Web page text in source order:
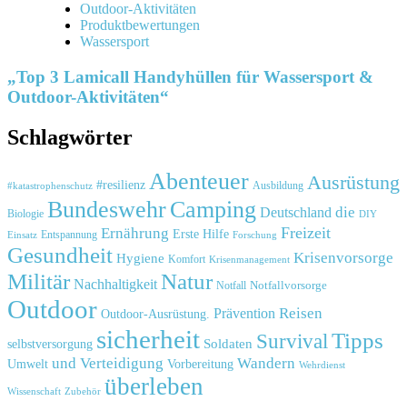
Outdoor-Aktivitäten
Produktbewertungen
Wassersport
„Top 3 Lamicall Handyhüllen für Wassersport &
Outdoor-Aktivitäten“
Schlagwörter
#katastrophenschutz #resilienz Abenteuer Ausbildung Ausrüstung
Biologie BundeswehrCamping Deutschland die DIY
Einsatz Entspannung Ernährung Erste Hilfe Forschung Freizeit
Gesundheit Hygiene Komfort Krisenmanagement Krisenvorsorge
Militär Nachhaltigkeit Natur Notfall Notfallvorsorge
Outdoor Outdoor-Ausrüstung. Prävention Reisen
selbstversorgung sicherheit Soldaten Survival Tipps
Umwelt und Verteidigung Vorbereitung Wandern Wehrdienst
Wissenschaft Zubehör überleben